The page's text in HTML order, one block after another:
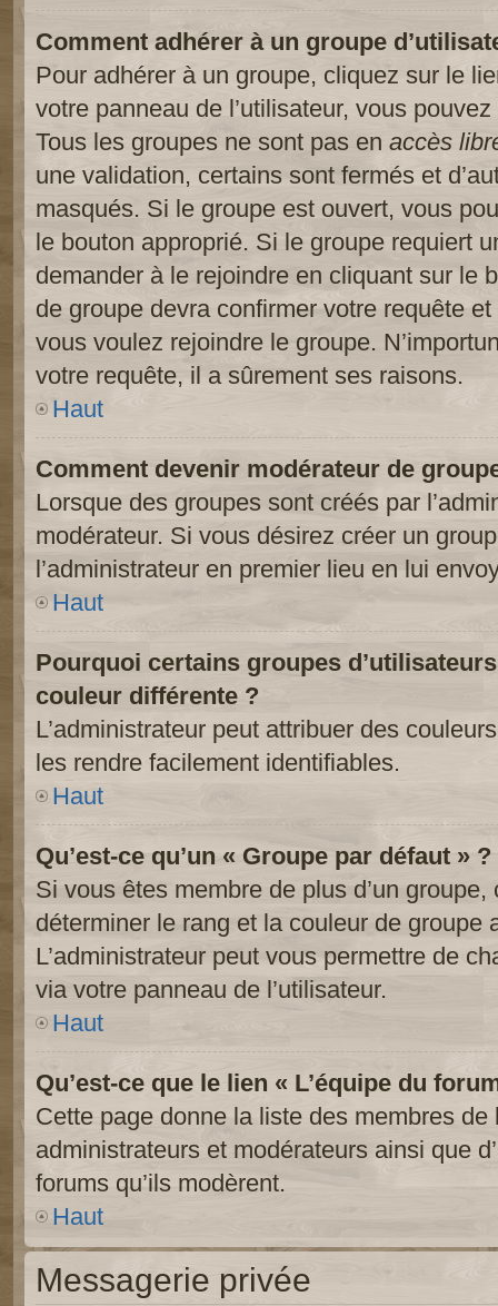
Comment adhérer à un groupe
Pour adhérer à un groupe, cliquez sur le
votre panneau de l’utilisateur, vous
Tous les groupes ne sont pas en accès
une validation, certains sont fermés et
masqués. Si le groupe est ouvert, vous
le bouton approprié. Si le groupe requiert
demander à le rejoindre en cliquant sur le
de groupe devra confirmer votre requête
vous voulez rejoindre le groupe.
votre requête, il a sûrement ses raisons.
Haut
Comment devenir modérateur de
Lorsque des groupes sont créés par
modérateur. Si vous désirez créer un
l’administrateur en premier lieu en lui
Haut
Pourquoi certains groupes
couleur différente ?
L’administrateur peut attribuer des
les rendre facilement identifiables.
Haut
Qu’est-ce qu’un « Groupe par défaut » ?
Si vous êtes membre de plus d’un
déterminer le rang et la couleur de groupe
L’administrateur peut vous permettre de
via votre panneau de l’utilisateur.
Haut
Qu’est-ce que le lien « L’équipe du
Cette page donne la liste des membres de
administrateurs et modérateurs ainsi que
forums qu’ils modèrent.
Haut
Messagerie privée